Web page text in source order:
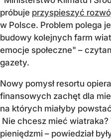
próbuje przyspieszyć
w Polsce. Problem polega
budowy kolejnych farm
emocje społeczne" –
gazety.
Nowy pomysł resortu
finansowych zachęt dla
na których miałyby
Nie chcesz mieć
pieniędzmi – powiedział